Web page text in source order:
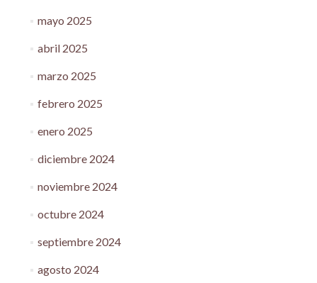
mayo 2025
abril 2025
marzo 2025
febrero 2025
enero 2025
diciembre 2024
noviembre 2024
octubre 2024
septiembre 2024
agosto 2024